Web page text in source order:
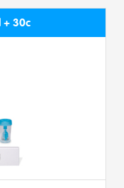
+ 30c